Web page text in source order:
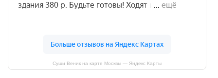
Суши Веник на карте Москвы — Яндекс Карты